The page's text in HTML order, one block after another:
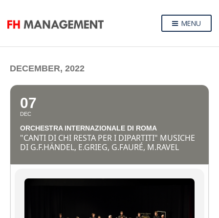
MENU
DECEMBER, 2022
07
DEC
ORCHESTRA INTERNAZIONALE DI ROMA
"CANTI DI CHI RESTA PER I DIPARTITI" MUSICHE
DI G.F.HÄNDEL, E.GRIEG, G.FAURÉ, M.RAVEL